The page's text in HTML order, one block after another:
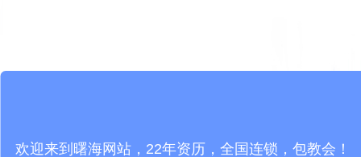
欢迎来到曙海网站，22年资历，全国连锁，包教会！